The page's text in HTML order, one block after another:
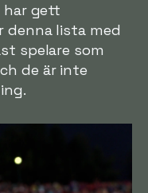
har gett
denna lista med
spelare som
de är inte